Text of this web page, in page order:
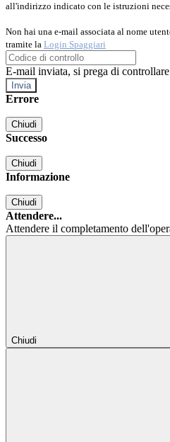
all'indirizzo indicato con le istruzioni
Non hai una e-mail associata al nome
tramite la Login Spaggiari
E-mail inviata, si prega di
Errore
Chiudi
Successo
Chiudi
Informazione
Chiudi
Attendere...
Attendere il completamento
Chiudi